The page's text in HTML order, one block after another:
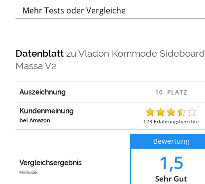
Mehr Tests oder Vergleiche
DatenblattzuVladon Kommode Sideboard
Massa V2
Auszeichnung
Kundenmeinung
bei Amazon 123 Erfahrungsberichte
Vergleichsergebnis
Methodik
Bewertung
1,5
Sehr Gut